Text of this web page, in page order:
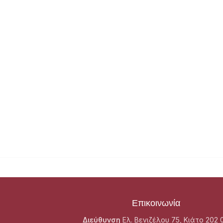
Επικοινωνία
Διεύθυνση Ελ. Βενιζέλου 75, Κιάτο 202